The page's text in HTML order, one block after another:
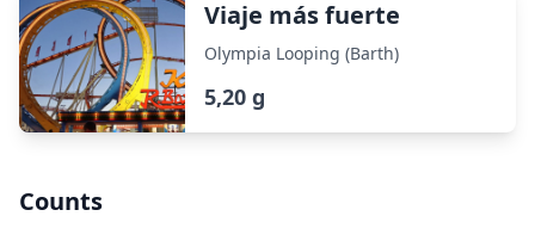
Viaje más fuerte
Olympia Looping (Barth)
5,20 g
Counts